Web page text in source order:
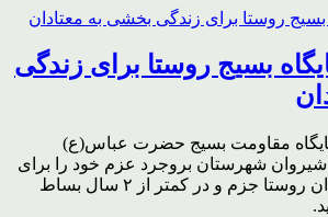
بسیج روستا برای زندگی
مقاومت بسیج حضرت عباس(ع)
شهرستان بروجرد عزم خود را برای
زندگی بخشی به معتادان روستا جزم و در کمتر از ۲ سال بساط